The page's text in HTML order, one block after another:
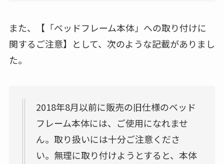
また、
【「ベッドフレーム本体」への取り付けに
関するご注意】 として、次のような記載がありまし
た。
2018年8月以前に販売の旧仕様のベッド
フレーム本体には、ご使用になれませ
ん。取り扱いには十分ご注意くださ
い。無理に取り付けようとすると、本体